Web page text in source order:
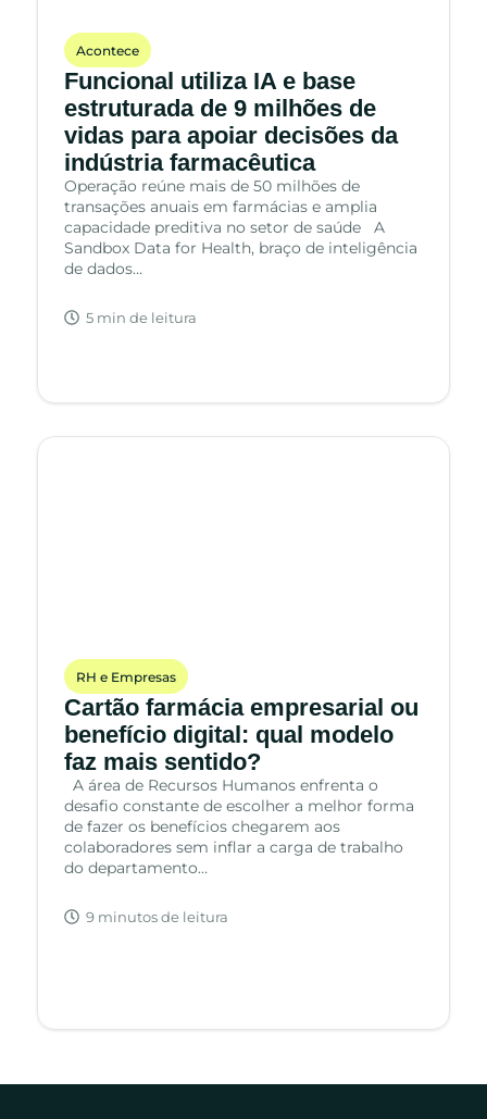
Acontece
Funcional utiliza IA e base
estruturada de 9 milhões de
vidas para apoiar decisões da
indústria farmacêutica
Operação reúne mais de 50 milhões de
transações anuais em farmácias e amplia
capacidade preditiva no setor de saúde A
Sandbox Data for Health, braço de inteligência
de dados…
5 min de leitura
RH e Empresas
Cartão farmácia empresarial ou
benefício digital: qual modelo
faz mais sentido?
A área de Recursos Humanos enfrenta o
desafio constante de escolher a melhor forma
de fazer os benefícios chegarem aos
colaboradores sem inflar a carga de trabalho
do departamento…
9 minutos de leitura